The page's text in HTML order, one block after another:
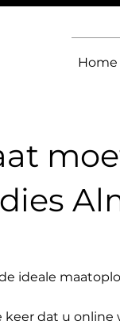
Home
ideale
dat u